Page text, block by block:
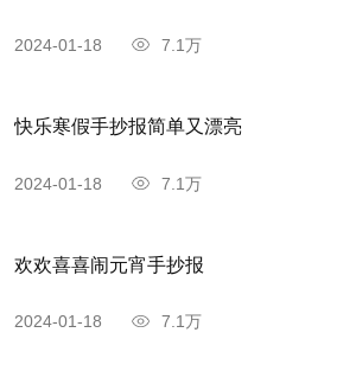
2024-01-18 7.1万
快乐寒假手抄报简单又漂亮
2024-01-18 7.1万
欢欢喜喜闹元宵手抄报
2024-01-18 7.1万